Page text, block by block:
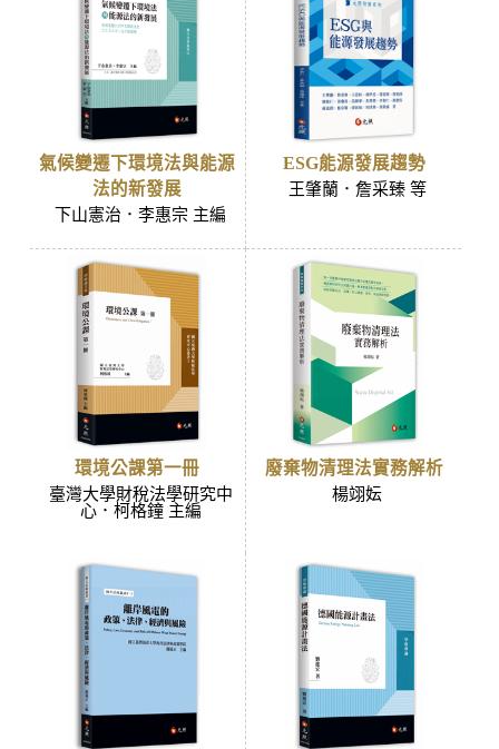
氣候變遷下環境法與能源
法的新發展
下山憲治．李惠宗 主編
ESG能源發展趨勢
王肇蘭．詹采臻 等
環境公課第一冊
臺灣大學財稅法學研究中
心．柯格鐘 主編
廢棄物清理法實務解析
楊翊妘